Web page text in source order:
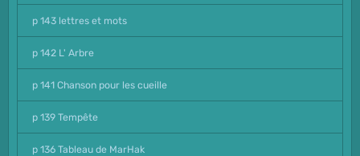
p 143 lettres et mots
p 142 L' Arbre
p 141 Chanson pour les cueille
p 139 Tempête
p 136 Tableau de MarHak